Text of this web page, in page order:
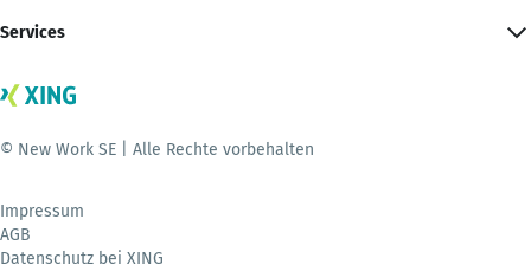
Services
© New Work SE | Alle Rechte vorbehalten
Impressum
AGB
Datenschutz bei XING